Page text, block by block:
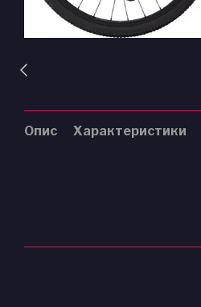
Опис Характеристики